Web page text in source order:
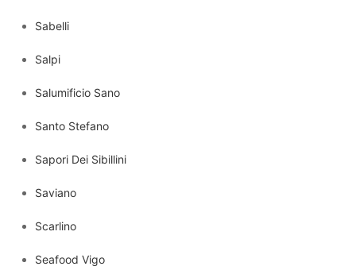
Sabelli
Salpi
Salumificio Sano
Santo Stefano
Sapori Dei Sibillini
Saviano
Scarlino
Seafood Vigo